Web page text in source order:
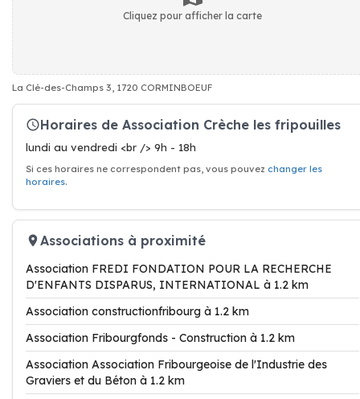
Cliquez pour afficher la carte
La Clé-des-Champs 3, 1720 CORMINBOEUF
Horaires de Association Crèche les fripouilles
lundi au vendredi <br /> 9h - 18h
Si ces horaires ne correspondent pas, vous pouvez changer les
horaires.
Associations à proximité
Association FREDI FONDATION POUR LA RECHERCHE
D'ENFANTS DISPARUS, INTERNATIONAL à 1.2 km
Association constructionfribourg à 1.2 km
Association Fribourgfonds - Construction à 1.2 km
Association Association Fribourgeoise de l'Industrie des
Graviers et du Béton à 1.2 km